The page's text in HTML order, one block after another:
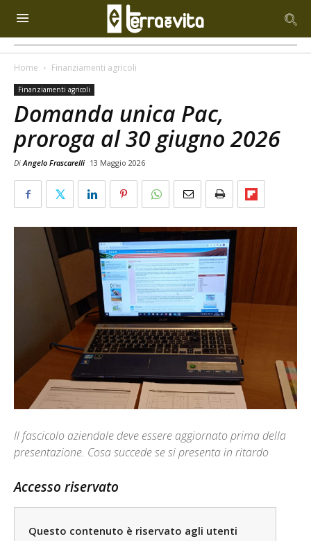
Home Finanziamenti agricoli
Finanziamenti agricoli
Domanda unica Pac,
proroga al 30 giugno 2026
DiAngelo Frascarelli 13 Maggio 2026
Il fascicolo aziendale deve essere aggiornato prima della
presentazione. Cosa succede se si presenta in ritardo
Accesso riservato
Questo contenuto è riservato agli utenti